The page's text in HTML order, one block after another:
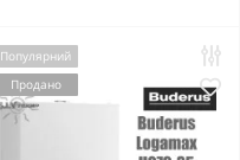
Популярний
Продано